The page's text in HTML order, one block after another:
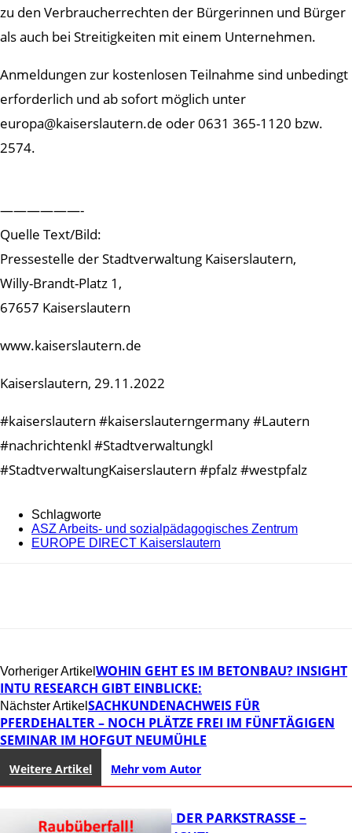
zu den Verbraucherrechten der Bürgerinnen und Bürger
als auch bei Streitigkeiten mit einem Unternehmen.
Anmeldungen zur kostenlosen Teilnahme sind unbedingt
erforderlich und ab sofort möglich unter
europa@kaiserslautern.de oder 0631 365-1120 bzw.
2574.
——————-
Quelle Text/Bild:
Pressestelle der Stadtverwaltung Kaiserslautern,
Willy-Brandt-Platz 1,
67657 Kaiserslautern
www.kaiserslautern.de
Kaiserslautern, 29.11.2022
#kaiserslautern #kaiserslauterngermany #Lautern
#nachrichtenkl #Stadtverwaltungkl
#StadtverwaltungKaiserslautern #pfalz #westpfalz
Schlagworte
ASZ Arbeits- und sozialpädagogisches Zentrum
EUROPE DIRECT Kaiserslautern
Vorheriger Artikel WOHIN GEHT ES IM BETONBAU? INSIGHT
INTU RESEARCH GIBT EINBLICKE:
Nächster Artikel SACHKUNDENACHWEIS FÜR
PFERDEHALTER – NOCH PLÄTZE FREI IM FÜNFTÄGIGEN
SEMINAR IM HOFGUT NEUMÜHLE
Weitere Artikel Mehr vom Autor
ÜBERFALL IN DER PARKSTRASSE – Z